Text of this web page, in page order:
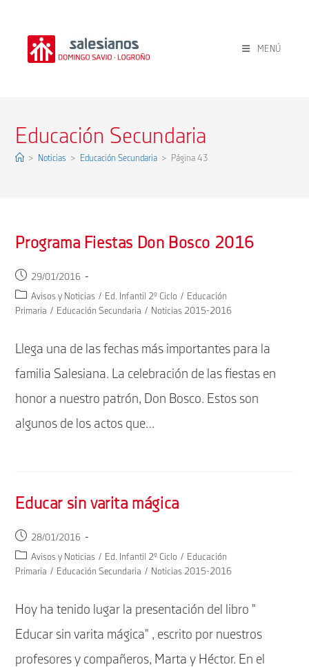
contenido
MENÚ
Educación Secundaria
> Noticias > Educación Secundaria > Página 43
Programa Fiestas Don Bosco 2016
Publicación
de
29/01/2016
Categoría
de
Avisos y Noticias / Ed. Infantil 2º Ciclo / Educación
Primaria / Educación Secundaria / Noticias 2015-2016
Llega una de las fechas más importantes para la
familia Salesiana. La celebración de las fiestas en
honor a nuestro patrón, Don Bosco. Estos son
algunos de los actos que…
Educar sin varita mágica
Publicación
de
28/01/2016
Categoría
de
Avisos y Noticias / Ed. Infantil 2º Ciclo / Educación
Primaria / Educación Secundaria / Noticias 2015-2016
Hoy ha tenido lugar la presentación del libro "
Educar sin varita mágica" , escrito por nuestros
profesores y compañeros, Marta y Héctor. En el